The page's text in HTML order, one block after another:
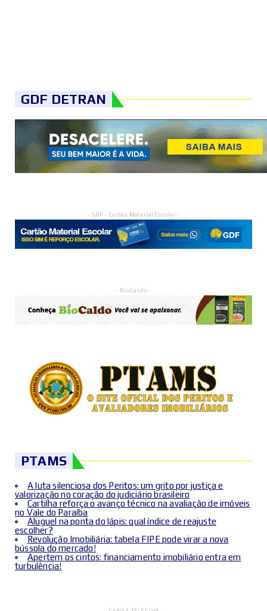
GDF DETRAN
- GDF - Cartão Material Escolar -
- BioCaldo -
PTAMS
A luta silenciosa dos Peritos: um grito por justiça e
valorização no coração do judiciário brasileiro
Cartilha reforça o avanço técnico na avaliação de imóveis
no Vale do Paraíba
Aluguel na ponta do lápis: qual índice de reajuste
escolher?
Revolução Imobiliária: tabela FIPE pode virar a nova
bússola do mercado!
Apertem os cintos: financiamento imobiliário entra em
turbulência!